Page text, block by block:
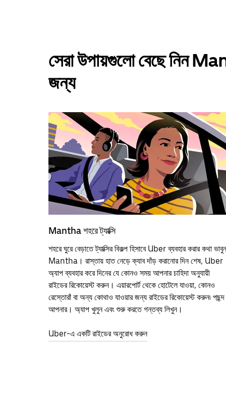
সেরা উপায়গুলো বেছে নিন
জন্য
Mantha শহরে ট্যাক্সি
শহরে ঘুরে বেড়াতে ট্যাক্সির বিকল্প হিসাবে Uber ব্যবহার করার কথা ভাবুন
Mantha। রাস্তায় হাত নেড়ে ক্যাব দাঁড় করানোর দিন শেষ, Uber
অ্যাপ ব্যবহার করে দিনের যে কোনও সময় আপনার চাহিদা অনুযায়ী
রাইডের রিকোয়েস্ট করুন। এয়ারপোর্ট থেকে হোটেলে যাওয়া, কোনও
রেস্তোরাঁ বা অন্য কোথাও যাওয়ার জন্য রাইডের রিকোয়েস্ট করুন৷ পছন্দ
আপনার। অ্যাপ খুলুন এবং শুরু করতে গন্তব্য লিখুন।
Uber-এ একটি রাইডের অনুরোধ করুন